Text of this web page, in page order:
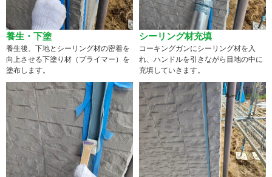
養生・下塗
養生後、下地とシーリング材の密着を
向上させる下塗り材（プライマー）を
塗布します。
シーリング材充填
コーキングガンにシーリング材を入
れ、ハンドルを引きながら目地の中に
充填していきます。